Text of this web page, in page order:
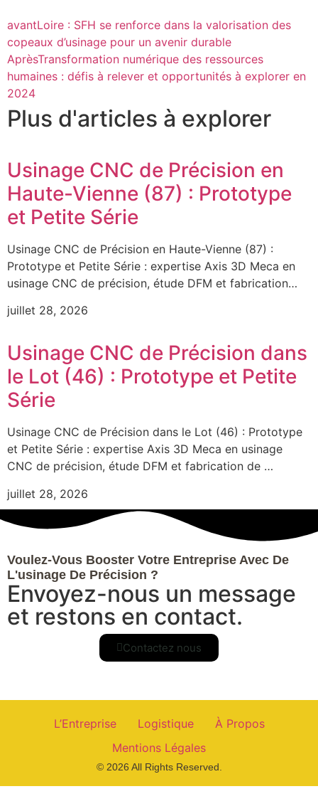
avantLoire : SFH se renforce dans la valorisation des
copeaux d’usinage pour un avenir durable
AprèsTransformation numérique des ressources
humaines : défis à relever et opportunités à explorer en
2024
Plus d'articles à explorer
Usinage CNC de Précision en
Haute-Vienne (87) : Prototype
et Petite Série
Usinage CNC de Précision en Haute-Vienne (87) :
Prototype et Petite Série : expertise Axis 3D Meca en
usinage CNC de précision, étude DFM et fabrication…
juillet 28, 2026
Usinage CNC de Précision dans
le Lot (46) : Prototype et Petite
Série
Usinage CNC de Précision dans le Lot (46) : Prototype
et Petite Série : expertise Axis 3D Meca en usinage
CNC de précision, étude DFM et fabrication de …
juillet 28, 2026
Voulez-Vous Booster Votre Entreprise Avec De
L'usinage De Précision ?
Envoyez-nous un message
et restons en contact.
Contactez nous
L’Entreprise Logistique
À Propos
Mentions Légales
© 2026 All Rights Reserved.